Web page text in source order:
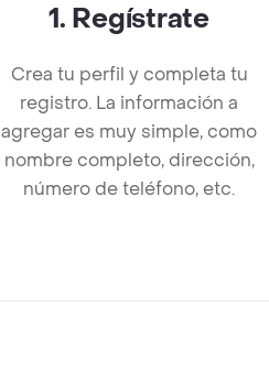
1. Regístrate
Crea tu perfil y completa tu
registro. La información a
agregar es muy simple, como
nombre completo, dirección,
número de teléfono, etc.